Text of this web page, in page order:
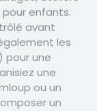
enfants.
avant
les
pour une
une
ou un
un